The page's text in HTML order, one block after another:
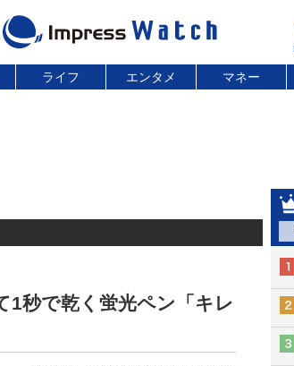
ライフ エンタメ マネー
1秒で乾く蛍光ペン「キレ